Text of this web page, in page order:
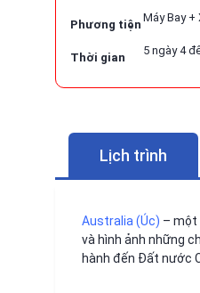
Phương tiện
Máy Bay +
Thời gian
5 ngày 4
Lịch trình
Australia (Úc) – một
và hình ảnh những
hành đến Đất nước